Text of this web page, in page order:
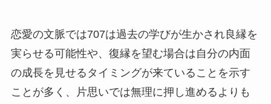
恋愛の文脈では707は過去の学びが生かされ良縁を
実らせる可能性や、復縁を望む場合は自分の内面
の成長を見せるタイミングが来ていることを示す
ことが多く、片思いでは無理に押し進めるよりも